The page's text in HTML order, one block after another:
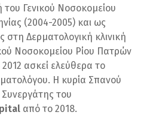
του Γενικού Νοσοκομείου
(2004-2005) και ως
στη Δερματολογική κλινική
Νοσοκομείου Ρίου Πατρών
ασκεί ελεύθερα το
Η κυρία Σπανού
Συνεργάτης του
από το 2018.